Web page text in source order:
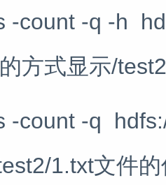
-count -q -h
方式显示/
-count -q
1.txt文件